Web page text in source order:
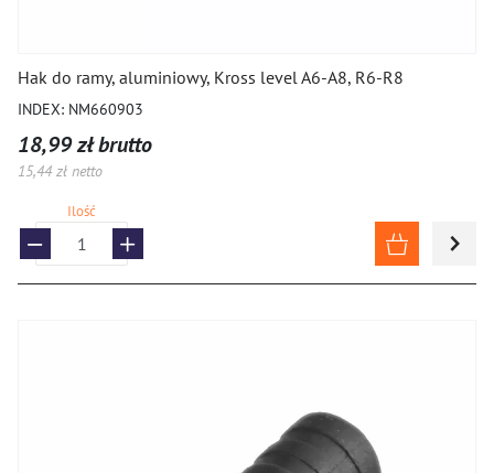
Hak do ramy, aluminiowy, Kross level A6-A8, R6-R8
INDEX: NM660903
18,99 zł brutto
15,44 zł netto
Ilość